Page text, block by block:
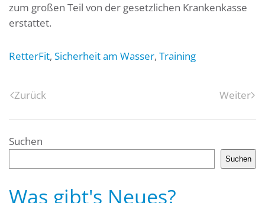
zum großen Teil von der gesetzlichen Krankenkasse
erstattet.
RetterFit, Sicherheit am Wasser, Training
Zurück Weiter
Suchen
Suchen
Was gibt's Neues?